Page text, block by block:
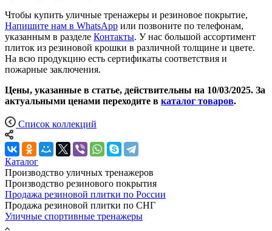
Чтобы купить уличные тренажеры и резиновое покрытие,
Напишите нам в WhatsApp или позвоните по телефонам,
указанным в разделе Контакты. У нас большой ассортимент
плиток из резиновой крошки в различной толщине и цвете.
На всю продукцию есть сертификаты соответствия и
пожарные заключения.
Цены, указанные в статье, действительны на 10/03/2025. За
актуальными ценами переходите в каталог товаров.
Список коллекций
Каталог
Производство уличных тренажеров
Производство резинового покрытия
Продажа резиновой плитки по России
Продажа резиновой плитки по СНГ
Уличные спортивные тренажеры